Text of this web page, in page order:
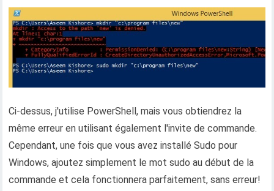
Ci-dessus, j'utilise PowerShell, mais vous obtiendrez la
même erreur en utilisant également l'invite de commande.
Cependant, une fois que vous avez installé Sudo pour
Windows, ajoutez simplement le mot sudo au début de la
commande et cela fonctionnera parfaitement, sans erreur!